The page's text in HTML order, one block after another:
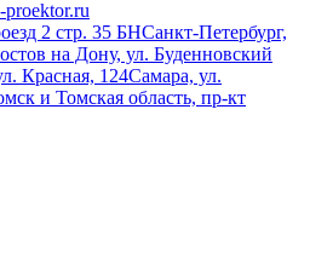
proektor.ru
2 стр. 35 БНСанкт-Петербург,
на Дону, ул. Буденновский
Красная, 124Самара, ул.
и Томская область, пр-кт